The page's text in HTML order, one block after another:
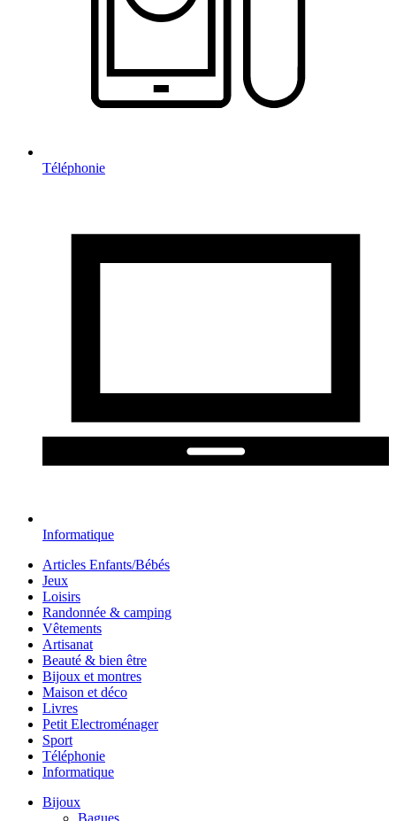
Téléphonie
Informatique
Articles Enfants/Bébés
Jeux
Loisirs
Randonnée & camping
Vêtements
Artisanat
Beauté & bien être
Bijoux et montres
Maison et déco
Livres
Petit Electroménager
Sport
Téléphonie
Informatique
Bijoux
Bagues